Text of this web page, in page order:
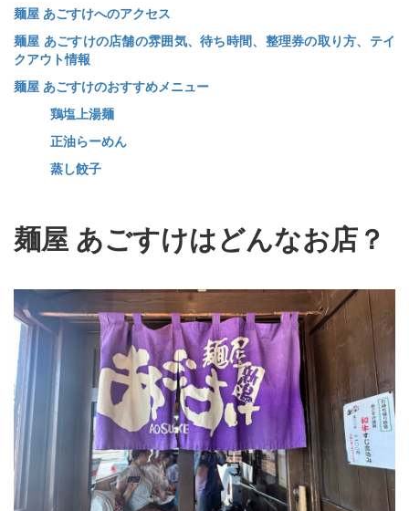
麺屋 あごすけへのアクセス
麺屋 あごすけの店舗の雰囲気、待ち時間、整理券の取り方、テイ
クアウト情報
麺屋 あごすけのおすすめメニュー
鶏塩上湯麺
正油らーめん
蒸し餃子
​​麺屋 あごすけはどんなお店？